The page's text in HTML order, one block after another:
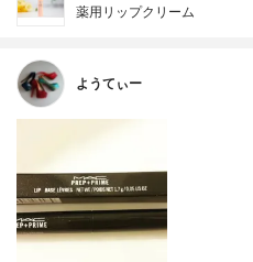
薬用リップクリーム
ようてぃー